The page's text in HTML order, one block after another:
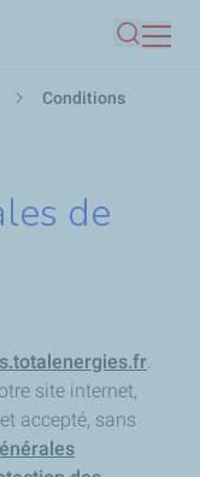
Conditions
de
.
site internet,
accepté, sans